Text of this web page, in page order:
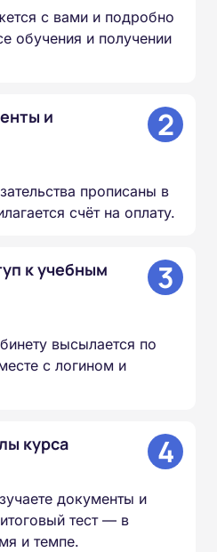
с вами и подробно
обучения и получении
и
2
прописаны в
счёт на оплату.
к учебным
3
высылается по
с логином и
курса 4
документы и
тест — в
и темпе.